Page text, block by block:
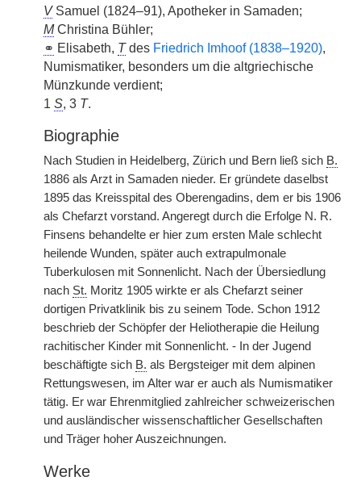
VSamuel (1824–91), Apotheker in Samaden;
MChristina Bühler;
⚭ Elisabeth, Tdes Friedrich Imhoof (1838–1920),
Numismatiker, besonders um die altgriechische
Münzkunde verdient;
1 S, 3 T.
Biographie
Nach Studien in Heidelberg, Zürich und Bern ließ sich B.
1886 als Arzt in Samaden nieder. Er gründete daselbst
1895 das Kreisspital des Oberengadins, dem er bis 1906
als Chefarzt vorstand. Angeregt durch die Erfolge N. R.
Finsens behandelte er hier zum ersten Male schlecht
heilende Wunden, später auch extrapulmonale
Tuberkulosen mit Sonnenlicht. Nach der Übersiedlung
nach St. Moritz 1905 wirkte er als Chefarzt seiner
dortigen Privatklinik bis zu seinem Tode. Schon 1912
beschrieb der Schöpfer der Heliotherapie die Heilung
rachitischer Kinder mit Sonnenlicht. - In der Jugend
beschäftigte sich B. als Bergsteiger mit dem alpinen
Rettungswesen, im Alter war er auch als Numismatiker
tätig. Er war Ehrenmitglied zahlreicher schweizerischen
und ausländischer wissenschaftlicher Gesellschaften
und Träger hoher Auszeichnungen.
Werke